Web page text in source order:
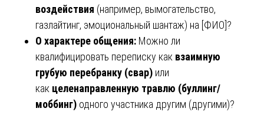
воздействия (например, вымогательство,
газлайтинг, эмоциональный шантаж) на [ФИО]?
О характере общения: Можно ли
квалифицировать переписку как взаимную
грубую перебранку (свар) или
как целенаправленную травлю (буллинг/
моббинг) одного участника другим (другими)?